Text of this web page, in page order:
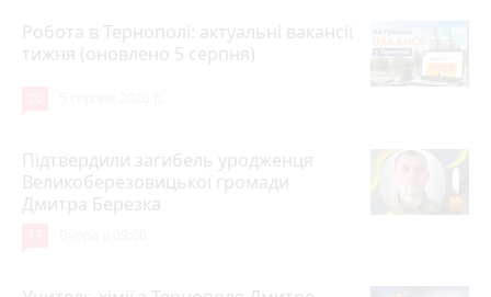
Робота в Тернополі: актуальні вакансії
тижня (оновлено 5 серпня)
Підтвердили загибель уродженця
Великоберезовицької громади
Дмитра Березка